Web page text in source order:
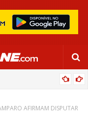
AFIRMAM DISPUTAR